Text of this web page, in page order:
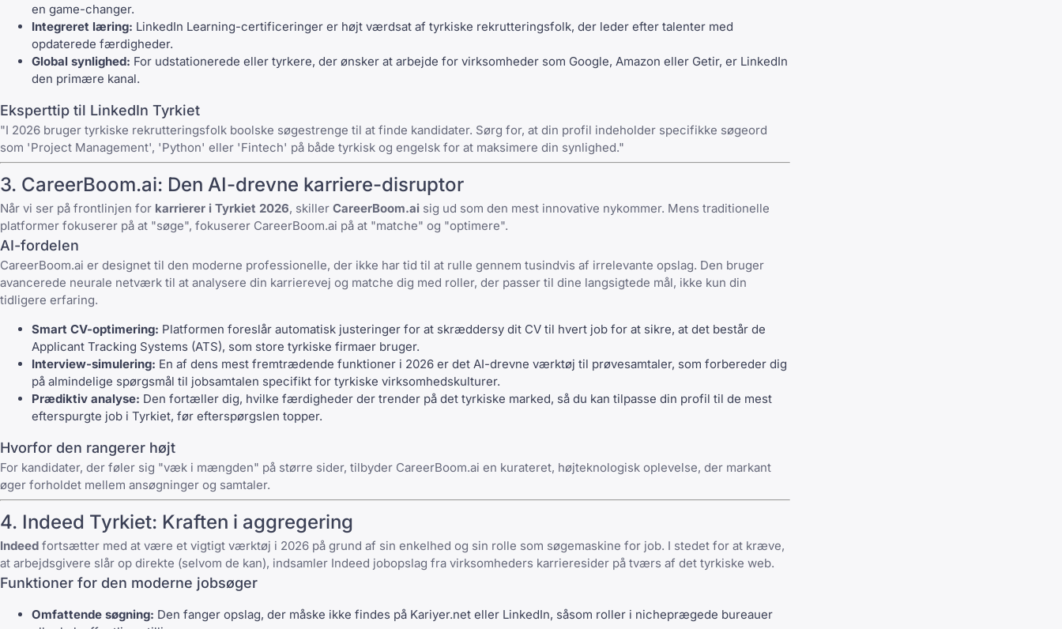
en game-changer.
Integreret læring: LinkedIn Learning-certificeringer er højt værdsat af tyrkiske rekrutteringsfolk, der leder efter talenter med
opdaterede færdigheder.
Global synlighed: For udstationerede eller tyrkere, der ønsker at arbejde for virksomheder som Google, Amazon eller Getir, er LinkedIn
den primære kanal.
Eksperttip til LinkedIn Tyrkiet
"I 2026 bruger tyrkiske rekrutteringsfolk boolske søgestrenge til at finde kandidater. Sørg for, at din profil indeholder specifikke søgeord
som 'Project Management', 'Python' eller 'Fintech' på både tyrkisk og engelsk for at maksimere din synlighed."
3. CareerBoom.ai: Den AI-drevne karriere-disruptor
Når vi ser på frontlinjen for karrierer i Tyrkiet 2026, skiller CareerBoom.ai sig ud som den mest innovative nykommer. Mens traditionelle
platformer fokuserer på at "søge", fokuserer CareerBoom.ai på at "matche" og "optimere".
AI-fordelen
CareerBoom.ai er designet til den moderne professionelle, der ikke har tid til at rulle gennem tusindvis af irrelevante opslag. Den bruger
avancerede neurale netværk til at analysere din karrierevej og matche dig med roller, der passer til dine langsigtede mål, ikke kun din
tidligere erfaring.
Smart CV-optimering: Platformen foreslår automatisk justeringer for at skræddersy dit CV til hvert job for at sikre, at det består de
Applicant Tracking Systems (ATS), som store tyrkiske firmaer bruger.
Interview-simulering: En af dens mest fremtrædende funktioner i 2026 er det AI-drevne værktøj til prøvesamtaler, som forbereder dig
på almindelige spørgsmål til jobsamtalen specifikt for tyrkiske virksomhedskulturer.
Prædiktiv analyse: Den fortæller dig, hvilke færdigheder der trender på det tyrkiske marked, så du kan tilpasse din profil til de mest
efterspurgte job i Tyrkiet, før efterspørgslen topper.
Hvorfor den rangerer højt
For kandidater, der føler sig "væk i mængden" på større sider, tilbyder CareerBoom.ai en kurateret, højteknologisk oplevelse, der markant
øger forholdet mellem ansøgninger og samtaler.
4. Indeed Tyrkiet: Kraften i aggregering
Indeed fortsætter med at være et vigtigt værktøj i 2026 på grund af sin enkelhed og sin rolle som søgemaskine for job. I stedet for at kræve,
at arbejdsgivere slår op direkte (selvom de kan), indsamler Indeed jobopslag fra virksomheders karrieresider på tværs af det tyrkiske web.
Funktioner for den moderne jobsøger
Omfattende søgning: Den fanger opslag, der måske ikke findes på Kariyer.net eller LinkedIn, såsom roller i nicheprægede bureauer